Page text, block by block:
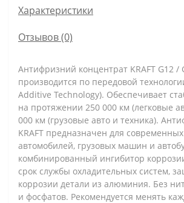
Характеристики
Отзывов (0)
Антифризний концентрат KRAFT G12 /
производится по передовой
Additive Technology). Обеспечивает
на протяжении 250 000 км (легковые
000 км (грузовые авто и техника).
KRAFT предназначен для
автомобилей, грузовых машин и
комбинированный ингибитор
срок службы охладительных систем,
коррозии детали из алюминия. Без
и фосфатов. Рекомендуется менять